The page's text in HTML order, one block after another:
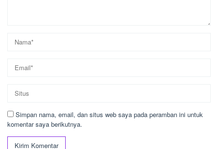
Simpan nama, email, dan situs web saya pada peramban ini untuk
komentar saya berikutnya.